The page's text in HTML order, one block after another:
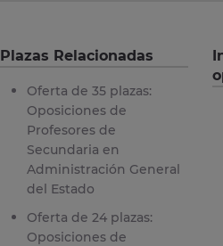
Plazas Relacionadas
Oferta de 35 plazas:
Oposiciones de
Profesores de
Secundaria en
Administración General
del Estado
Oferta de 24 plazas:
Oposiciones de